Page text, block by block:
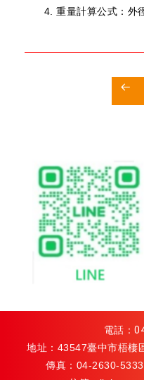
重量計算公式：外
電話：
地址：43547臺中市梧棲
傳真：04-2630-